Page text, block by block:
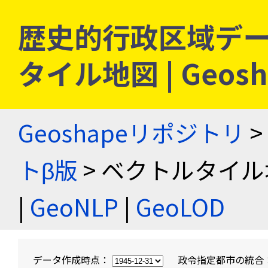
歴史的行政区域デ
タイル地図 |
Geoshapeリポジトリ >
トβ版 > ベクトルタイ
| GeoNLP | GeoLOD
データ作成時点： 政令指定都市の統